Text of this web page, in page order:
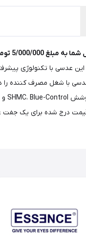
شارژ می گردد.)
با شغل مصرف کننده را